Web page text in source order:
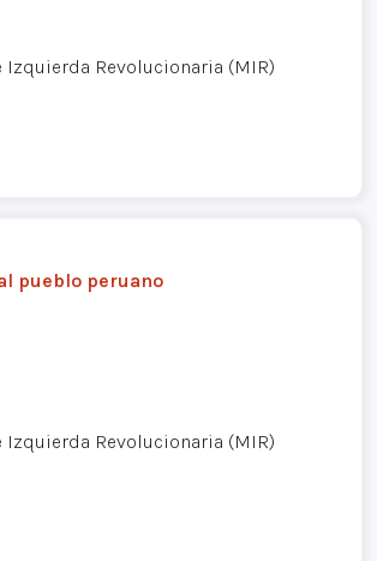
Revolucionaria (MIR)
pueblo peruano
Revolucionaria (MIR)